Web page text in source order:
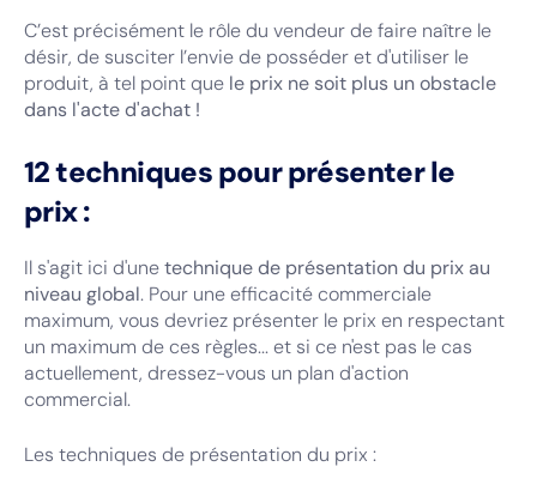
C’est précisément le rôle du vendeur de faire naître le
désir, de susciter l’envie de posséder et d'utiliser le
produit, à tel point que le prix ne soit plus un obstacle
dans l'acte d'achat !
12 techniques pour présenter le
prix :
Il s'agit ici d'unetechnique de présentation du prix au
niveau global. Pour une efficacité commerciale
maximum, vous devriez présenter le prix en respectant
un maximum de ces règles... et si ce n'est pas le cas
actuellement, dressez-vous un plan d'action
commercial.
Les techniques de présentation du prix :